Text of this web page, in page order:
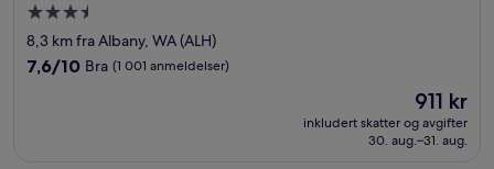
Overnattingssted
med
3.5
stjerner
8,3 km fra Albany, WA (ALH)
7.6
7,6/10 Bra (1 001 anmeldelser)
Prisen
911 kr
911 kr
inkludert skatter og avgifter
30. aug.–31. aug.